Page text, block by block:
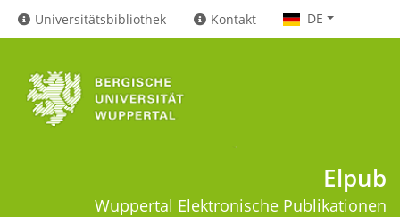
Universitätsbibliothek Kontakt DE
Elpub
Wuppertal Elektronische Publikationen